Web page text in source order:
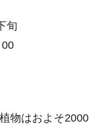
旬
物はおよそ2000